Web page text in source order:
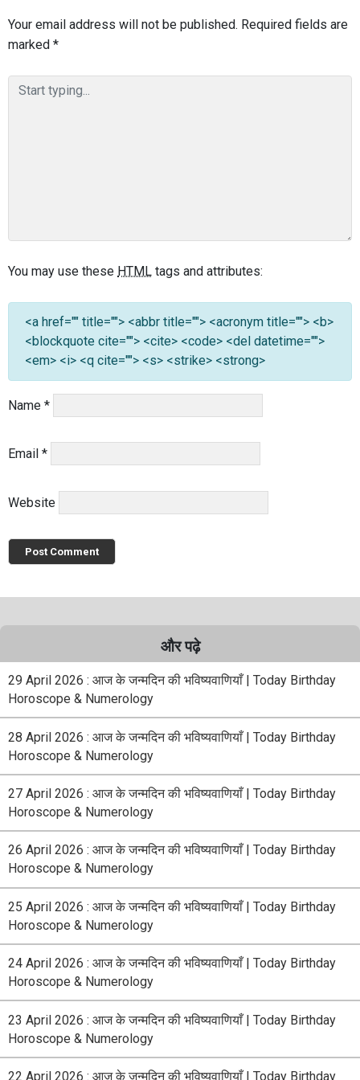
Your email address will not be published. Required fields are
marked *
You may use these HTML tags and attributes:
<a href="" title=""> <abbr title=""> <acronym title=""> <b>
<blockquote cite=""> <cite> <code> <del datetime="">
<em> <i> <q cite=""> <s> <strike> <strong>
Name *
Email *
Website
और पढ़े
29 April 2026 : आज के जन्मदिन की भविष्यवाणियाँ | Today Birthday
Horoscope & Numerology
28 April 2026 : आज के जन्मदिन की भविष्यवाणियाँ | Today Birthday
Horoscope & Numerology
27 April 2026 : आज के जन्मदिन की भविष्यवाणियाँ | Today Birthday
Horoscope & Numerology
26 April 2026 : आज के जन्मदिन की भविष्यवाणियाँ | Today Birthday
Horoscope & Numerology
25 April 2026 : आज के जन्मदिन की भविष्यवाणियाँ | Today Birthday
Horoscope & Numerology
24 April 2026 : आज के जन्मदिन की भविष्यवाणियाँ | Today Birthday
Horoscope & Numerology
23 April 2026 : आज के जन्मदिन की भविष्यवाणियाँ | Today Birthday
Horoscope & Numerology
22 April 2026 : आज के जन्मदिन की भविष्यवाणियाँ | Today Birthday